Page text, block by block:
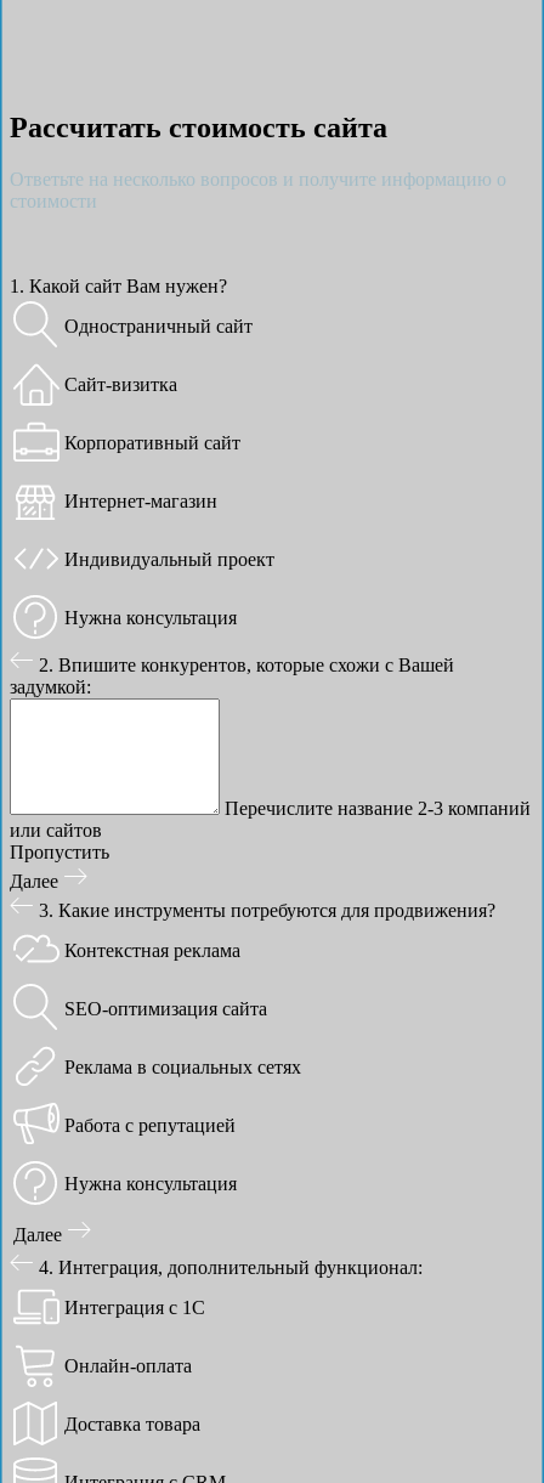
Рассчитать стоимость сайта
Ответьте на несколько вопросов и получите информацию о
стоимости
1. Какой сайт Вам нужен?
Одностраничный сайт
Сайт-визитка
Корпоративный сайт
Интернет-магазин
Индивидуальный проект
Нужна консультация
2. Впишите конкурентов, которые схожи с Вашей
задумкой:
Перечислите название 2-3 компаний
или сайтов
Пропустить
Далее
3. Какие инструменты потребуются для продвижения?
Контекстная реклама
SEO-оптимизация сайта
Реклама в социальных сетях
Работа с репутацией
Нужна консультация
Далее
4. Интеграция, дополнительный функционал:
Интеграция с 1С
Онлайн-оплата
Доставка товара